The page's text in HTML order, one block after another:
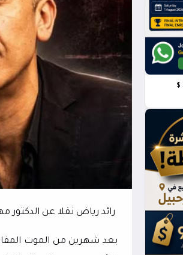
بدك تعلّم online وتطلع مدخول بين 500 $
رائد رياض نقلا عن
بعد شهرين من الموت